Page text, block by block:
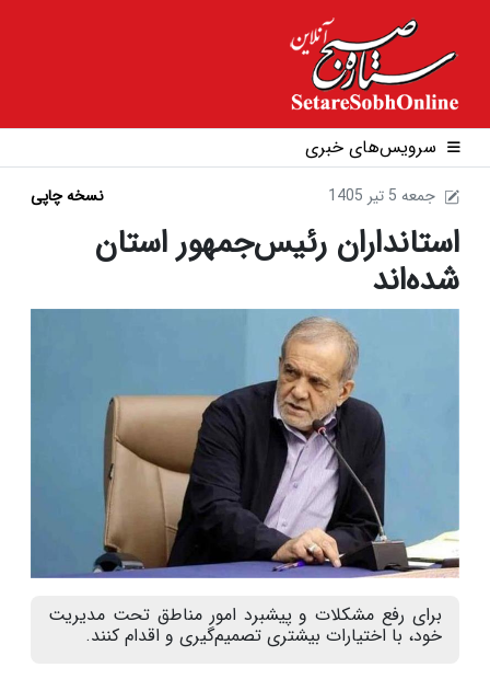
سرویس‌های خبری
1405 جمعه 5 تير نسخه چاپی
استانداران رئیس‌جمهور استان
شده‌اند
برای رفع مشکلات و پیشبرد امور مناطق تحت مدیریت
خود، با اختیارات بیشتری تصمیم‌گیری و اقدام کنند.